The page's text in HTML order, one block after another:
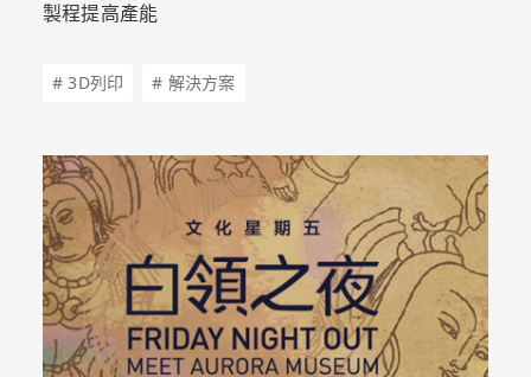
製程提高產能
# 3D列印 # 解決方案